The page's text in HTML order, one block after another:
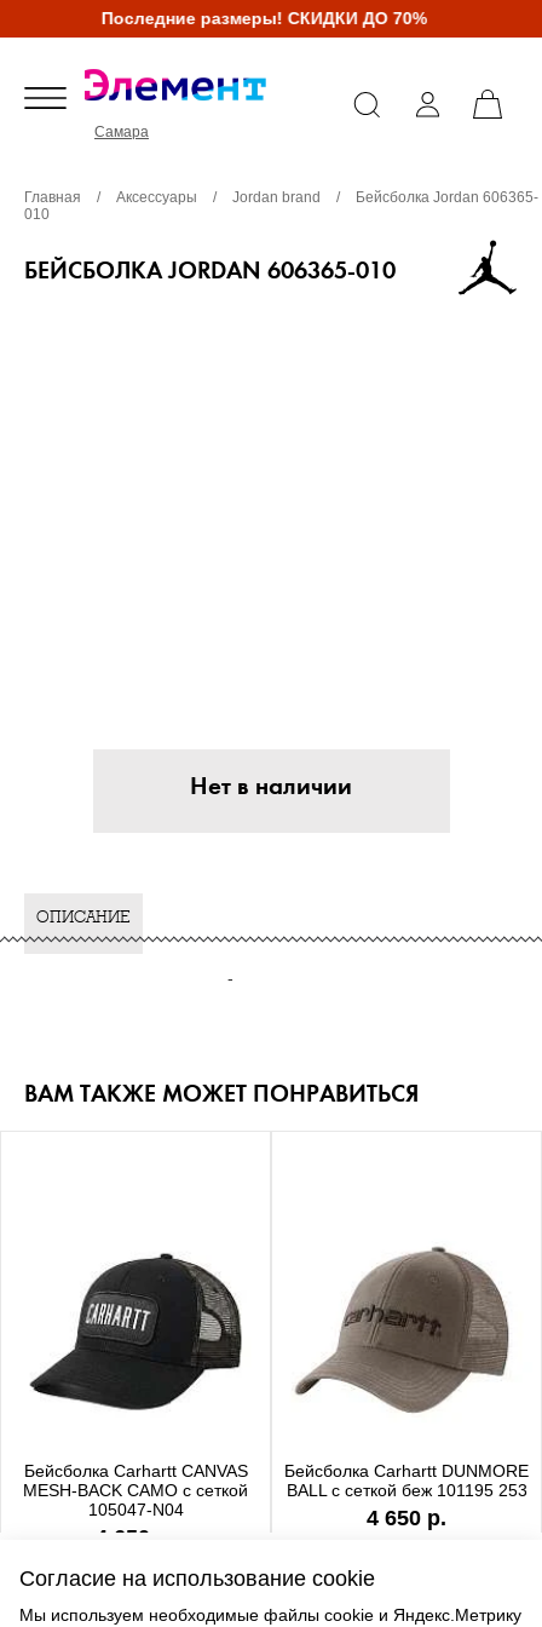
Последние размеры! СКИДКИ ДО 70%
Самара
Главная / Аксессуары / Jordan brand /
Бейсболка Jordan 606365-
010
БЕЙСБОЛКА JORDAN 606365-010
Нет в наличии
ОПИСАНИЕ
-
ВАМ ТАКЖЕ МОЖЕТ ПОНРАВИТЬСЯ
Бейсболка Carhartt CANVAS
MESH-BACK CAMO с сеткой
105047-N04
4 650 р.
Бейсболка Carhartt DUNMORE
BALL с сеткой беж 101195 253
4 650 р.
Согласие на использование cookie
Мы используем необходимые файлы cookie и Яндекс.Метрику